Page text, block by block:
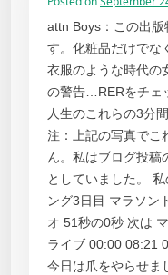
attn Boys：この出
す。化粧品だけでな
衣服のような時代の
の警告…RERをチェ
人生のこれらの3分
注：上記の写真でこ
ん。私はブログ投稿
としていました。
ング3日目 マラソン
オ 51秒の0秒 次は
ライブ 00:00 08:21
今日は爪をやらせま